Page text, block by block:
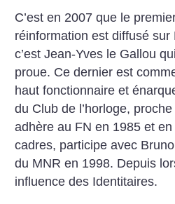
C’est en 2007 que le
réinformation est diffusé sur
c’est Jean-Yves le Gallou
proue. Ce dernier est
haut fonctionnaire et
du Club de l’horloge,
adhère au FN en 1985 et en
cadres, participe avec
du MNR en 1998. Depuis
influence des Identitaires.